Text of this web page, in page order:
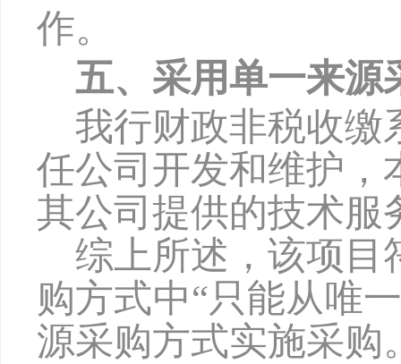
作。
五、采用单一来源
我行财政非税收缴
任公司开发和维护，
其公司提供的技术服
综上所述，该项目
购方式中“只能从唯
源采购方式实施采购